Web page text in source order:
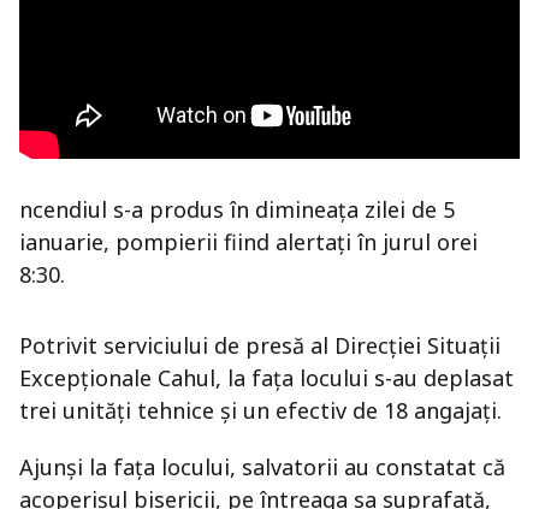
ncendiul s-a produs în dimineața zilei de 5
ianuarie, pompierii fiind alertați în jurul orei
8:30.
Potrivit serviciului de presă al Direcției Situații
Excepționale Cahul, la fața locului s-au deplasat
trei unități tehnice și un efectiv de 18 angajați.
Ajunși la fața locului, salvatorii au constatat că
acoperișul bisericii, pe întreaga sa suprafață,